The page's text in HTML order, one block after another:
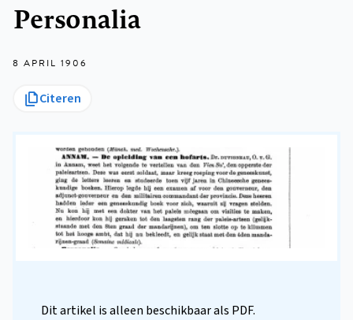
Personalia
8 APRIL 1906
Citeren
Dit artikel is alleen beschikbaar als PDF.